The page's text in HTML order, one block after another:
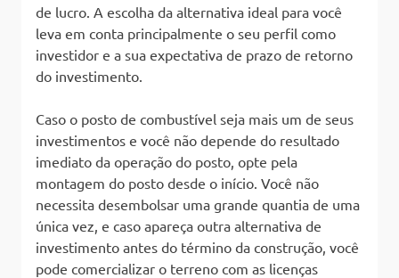
de lucro. A escolha da alternativa ideal para você
leva em conta principalmente o seu perfil como
investidor e a sua expectativa de prazo de retorno
do investimento.
Caso o posto de combustível seja mais um de seus
investimentos e você não depende do resultado
imediato da operação do posto, opte pela
montagem do posto desde o início. Você não
necessita desembolsar uma grande quantia de uma
única vez, e caso apareça outra alternativa de
investimento antes do término da construção, você
pode comercializar o terreno com as licenças